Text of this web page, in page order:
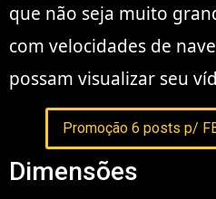
que não seja muito
com velocidades de
possam visualizar seu
Promoção 6 posts p/
Dimensões